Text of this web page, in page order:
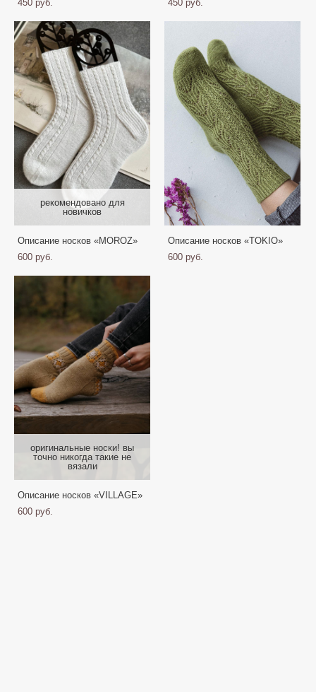
450 pуб. 450 pуб.
рекомендовано для
новичков
Описание носков «MOROZ»
600 pуб.
Описание носков «TOKIO»
600 pуб.
оригинальныe носки! вы
точно никогда такие не
вязали
Описание носков «VILLAGE»
600 pуб.